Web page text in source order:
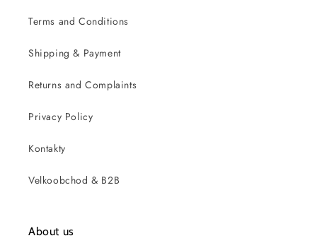
Terms and Conditions
Shipping & Payment
Returns and Complaints
Privacy Policy
Kontakty
Velkoobchod & B2B
About us